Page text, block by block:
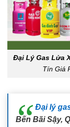
Đại Lý Gas Lửa
Tín Giá
Đại lý
Bến Bãi Sậy,